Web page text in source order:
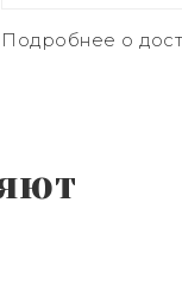
Подробнее о